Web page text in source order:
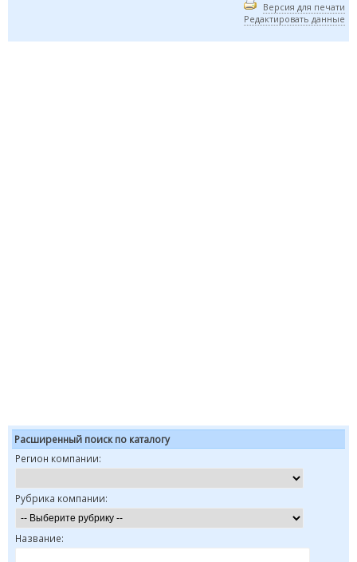
Версия для печати
Редактировать данные
Расширенный поиск по каталогу
Регион компании:
Рубрика компании:
Название: